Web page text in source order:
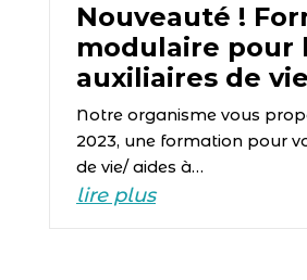
Nouveauté !
modulaire pour
auxiliaires de vie
Notre organisme vous
2023, une formation pour
de vie/ aides à…
lire plus